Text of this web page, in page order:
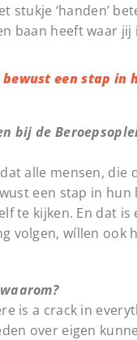
stukje ‘handen’
baan heeft waar jij
een stap in
bij de
alle mensen,
een stap in
te kijken. En dat
volgen, wíllen
is a crack in
over eigen